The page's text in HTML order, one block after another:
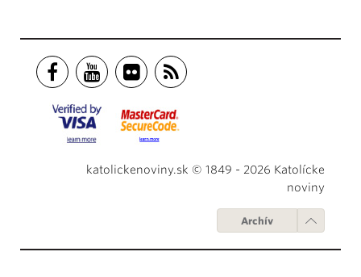
katolickenoviny.sk © 1849 - 2026 Katolícke
noviny
Archív